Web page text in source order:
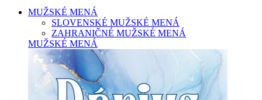
MUŽSKÉ MENÁ
SLOVENSKÉ MUŽSKÉ MENÁ
ZAHRANIČNÉ MUŽSKÉ MENÁ
MUŽSKÉ MENÁ